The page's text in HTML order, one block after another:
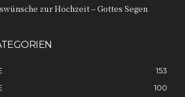
zur Hochzeit – Gottes Segen
153
100